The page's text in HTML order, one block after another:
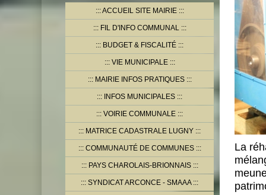
ACCUEIL SITE MAIRIE
FIL D'INFO COMMUNAL
BUDGET & FISCALITÉ
VIE MUNICIPALE
MAIRIE INFOS PRATIQUES
INFOS MUNICIPALES
VOIRIE COMMUNALE
MATRICE CADASTRALE LUGNY
COMMUNAUTÉ DE COMMUNES
PAYS CHAROLAIS-BRIONNAIS
SYNDICAT ARCONCE - SMAAA
La